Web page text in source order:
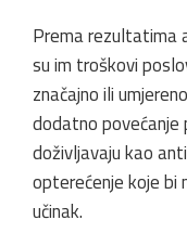
Prema rezultatima
su im troškovi
značajno ili
dodatno povećanje
doživljavaju kao
opterećenje koje bi
učinak.